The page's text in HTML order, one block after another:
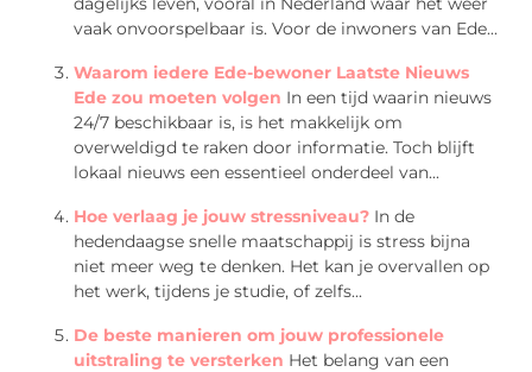
vaak onvoorspelbaar is. Voor de inwoners van Ede...
Waarom iedere Ede-bewoner Laatste Nieuws
Ede zou moeten volgen In een tijd waarin nieuws
24/7 beschikbaar is, is het makkelijk om
overweldigd te raken door informatie. Toch blijft
lokaal nieuws een essentieel onderdeel van...
Hoe verlaag je jouw stressniveau? In de
hedendaagse snelle maatschappij is stress bijna
niet meer weg te denken. Het kan je overvallen op
het werk, tijdens je studie, of zelfs...
De beste manieren om jouw professionele
uitstraling te versterken Het belang van een